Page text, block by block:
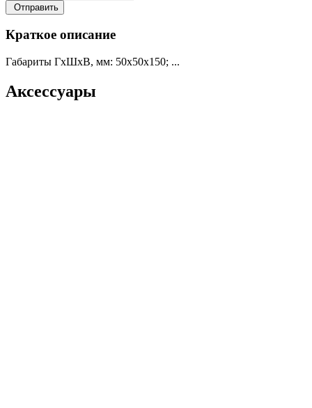
Отправить
Краткое описание
Габариты ГхШхВ, мм: 50х50х150; ...
Аксессуары